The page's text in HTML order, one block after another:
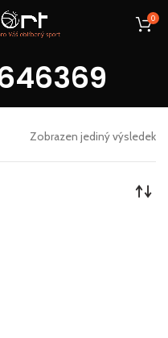
0
Zobrazen jediný výsledek